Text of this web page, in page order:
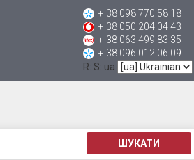
+ 38 098 770 58 18
+ 38 050 204 04 43
+ 38 063 499 83 35
+ 38 096 012 06 09
R: S: ua
ШУКАТИ